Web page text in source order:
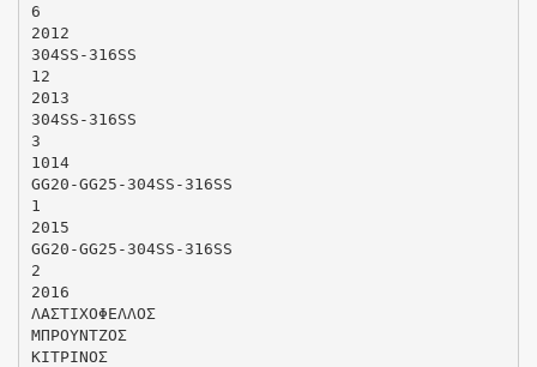
6
2012
304SS-316SS
12
2013
304SS-316SS
3
1014
GG20-GG25-304SS-316SS
1
2015
GG20-GG25-304SS-316SS
2
2016
ΛΑΣΤΙΧΟΦΕΛΛΟΣ
MΠΡΟΥΝΤΖΟΣ
ΚΙΤΡΙΝΟΣ